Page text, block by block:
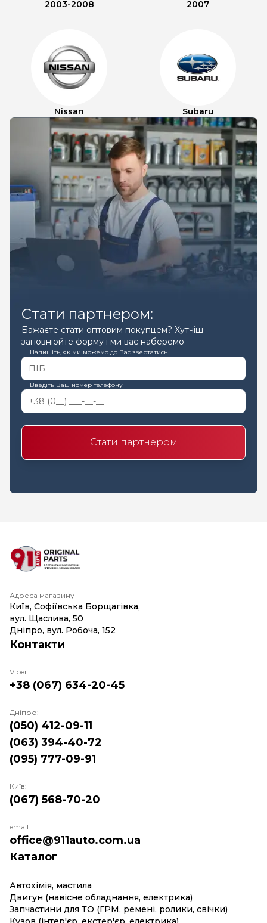
2003-2008
2007
Nissan Subaru
Стати партнером:
Бажаєте стати оптовим покупцем? Хутчіш
заповнюйте форму і ми вас наберемо
Напишіть, як ми можемо до Вас звертатись
Введіть Ваш номер телефону
Стати партнером
Адреса магазину
Київ, Софіївська Борщагівка,
вул. Щаслива, 50
Дніпро, вул. Робоча, 152
Каталог
Автохімія, мастила
Двигун (навісне обладнання, електрика)
Запчастини для ТО (ГРМ, ремені, ролики, свічки)
Контакти
Viber:
+38 (067) 634-20-45
Дніпро:
(050) 412-09-11
(063) 394-40-72
(095) 777-09-91
Київ:
(067) 568-70-20
email:
office@911auto.com.ua